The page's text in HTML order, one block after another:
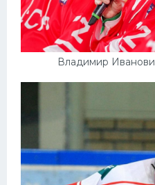
Владимир